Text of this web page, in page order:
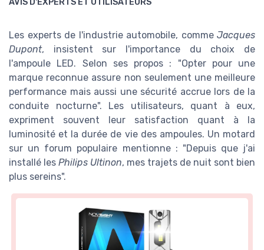
Les experts de l'industrie automobile, comme Jacques
Dupont, insistent sur l'importance du choix de
l'ampoule LED. Selon ses propos : "Opter pour une
marque reconnue assure non seulement une meilleure
performance mais aussi une sécurité accrue lors de la
conduite nocturne". Les utilisateurs, quant à eux,
expriment souvent leur satisfaction quant à la
luminosité et la durée de vie des ampoules. Un motard
sur un forum populaire mentionne : "Depuis que j'ai
installé les Philips Ultinon, mes trajets de nuit sont bien
plus sereins".